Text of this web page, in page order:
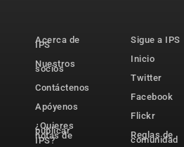
Acerca de
IPS
Nuestros
socios
Contáctenos
Apóyenos
¿Quieres
publicar
notas de
IPS?
Sigue a IPS
Inicio
Twitter
Facebook
Flickr
Reglas de
comunidad